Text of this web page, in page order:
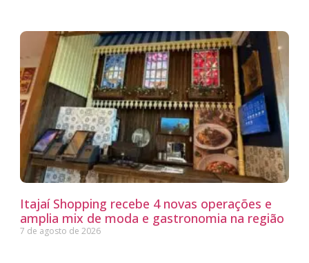
Itajaí Shopping recebe 4 novas operações e
amplia mix de moda e gastronomia na região
7 de agosto de 2026